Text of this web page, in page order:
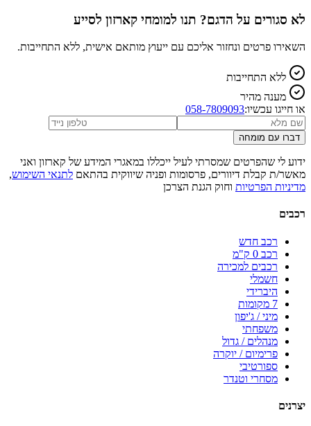
לא סגורים על הדגם? תנו למומחי קארזון לסייע
השאירו פרטים ונחזור אליכם עם ייעוץ מותאם אישית, ללא התחייבות.
ללא התחייבות
מענה מהיר
או חייגו עכשיו:058-7809093
דברו עם מומחה
ידוע לי שהפרטים שמסרתי לעיל ייכללו במאגרי המידע של קארזון ואני
מאשר/ת קבלת דיוורים, פרסומות ופניה שיווקית בהתאם לתנאי השימוש,
מדיניות הפרטיות וחוק הגנת הצרכן
רכבים
רכב חדש
רכב 0 ק"מ
רכבים למכירה
חשמלי
היברידי
7 מקומות
מיני / ג'יפון
משפחתי
מנהלים / גדול
פרימיום / יוקרה
ספורטיבי
מסחרי וטנדר
יצרנים